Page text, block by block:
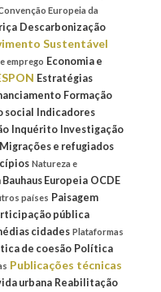
Europeia da
Descarbonização
Sustentável
emprego Economia e
Estratégias
Formação
social Indicadores
Inquérito Investigação
Migrações e refugiados
Natureza e
Bauhaus Europeia OCDE
países Paisagem
pública
cidades Plataformas
de coesão Política
Publicações técnicas
urbana Reabilitação